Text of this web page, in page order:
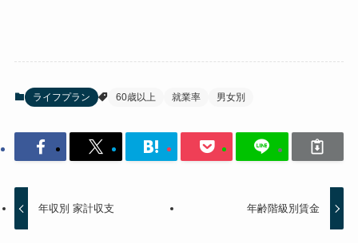
ライフプラン 60歳以上 就業率 男女別
年収別 家計収支 年齢階級別賃金